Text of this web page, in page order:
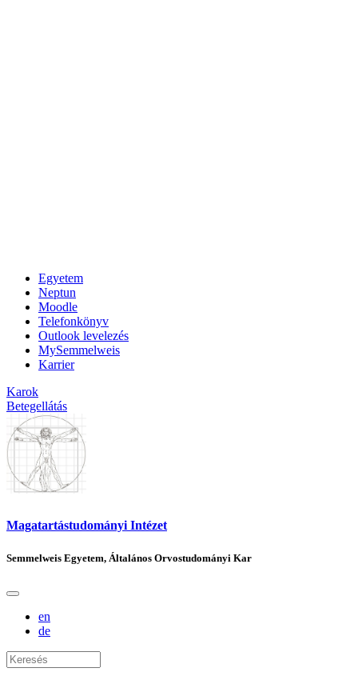
Egyetem
Neptun
Moodle
Telefonkönyv
Outlook levelezés
MySemmelweis
Karrier
Karok
Betegellátás
Magatartástudományi Intézet
Semmelweis Egyetem, Általános Orvostudományi Kar
en
de